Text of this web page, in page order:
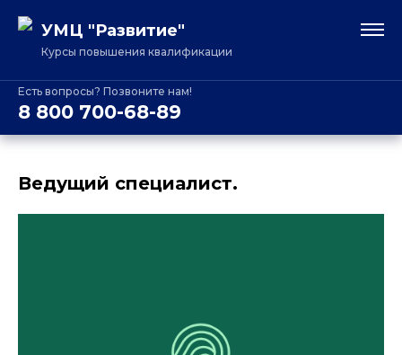
УМЦ "Развитие"
Курсы повышения квалификации
Есть вопросы? Позвоните нам!
8 800 700-68-89
Ведущий специалист.